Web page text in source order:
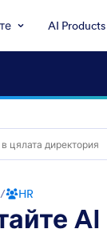
AI Products
/ HR